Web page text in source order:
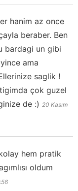
hanim az once
beraber. Ben
bardagi un gibi
ama
saglik !
çok guzel
de :) 20 Kasım
hem pratik
oldum